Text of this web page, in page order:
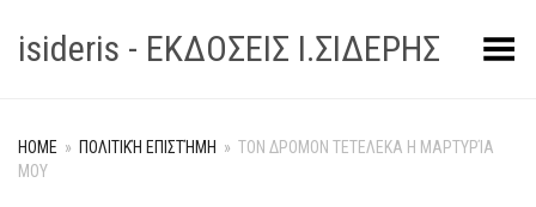
isideris - ΕΚΔΟΣΕΙΣ Ι.ΣΙΔΕΡΗΣToggle Menu
HOME » ΠΟΛΙΤΙΚΉ ΕΠΙΣΤΉΜΗ » ΤΟΝ ΔΡΟΜΟΝ ΤΕΤΕΛΕΚΑ Η ΜΑΡΤΥΡΊΑ
ΜΟΥ